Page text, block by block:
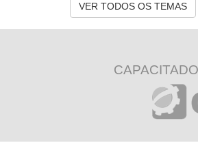
VER TODOS OS TEMAS